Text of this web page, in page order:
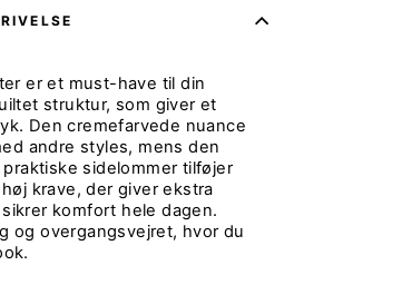
er et must-have til din
struktur, som giver et
Den cremefarvede nuance
andre styles, mens den
sidelommer tilføjer
krave, der giver ekstra
komfort hele dagen.
og overgangsvejret, hvor du